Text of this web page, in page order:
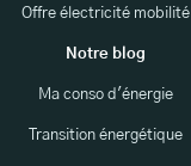
Offre électricité mobilité
Notre blog
Ma conso d'énergie
Transition énergétique